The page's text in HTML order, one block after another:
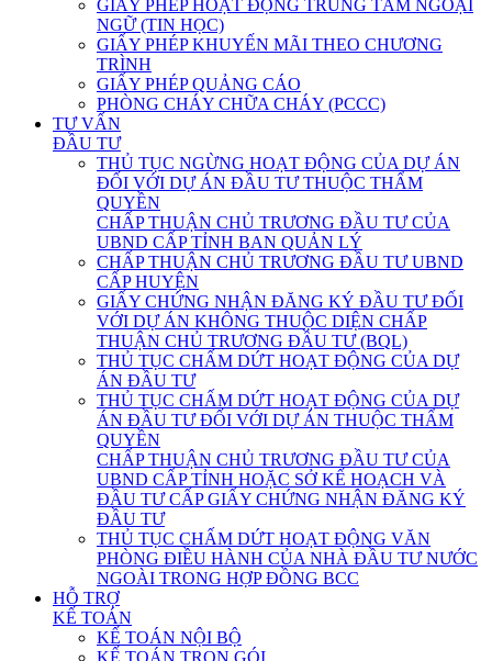
GIẤY PHÉP HOẠT ĐỘNG TRUNG TÂM NGOẠI
NGỮ (TIN HỌC)
GIẤY PHÉP KHUYẾN MÃI THEO CHƯƠNG
TRÌNH
GIẤY PHÉP QUẢNG CÁO
PHÒNG CHÁY CHỮA CHÁY (PCCC)
TƯ VẤN
ĐẦU TƯ
THỦ TỤC NGỪNG HOẠT ĐỘNG CỦA DỰ ÁN
ĐỐI VỚI DỰ ÁN ĐẦU TƯ THUỘC THẨM
QUYỀN
CHẤP THUẬN CHỦ TRƯƠNG ĐẦU TƯ CỦA
UBND CẤP TỈNH BAN QUẢN LÝ
CHẤP THUẬN CHỦ TRƯƠNG ĐẦU TƯ UBND
CẤP HUYỆN
GIẤY CHỨNG NHẬN ĐĂNG KÝ ĐẦU TƯ ĐỐI
VỚI DỰ ÁN KHÔNG THUỘC DIỆN CHẤP
THUẬN CHỦ TRƯƠNG ĐẦU TƯ (BQL)
THỦ TỤC CHẤM DỨT HOẠT ĐỘNG CỦA DỰ
ÁN ĐẦU TƯ
THỦ TỤC CHẤM DỨT HOẠT ĐỘNG CỦA DỰ
ÁN ĐẦU TƯ ĐỐI VỚI DỰ ÁN THUỘC THẨM
QUYỀN
CHẤP THUẬN CHỦ TRƯƠNG ĐẦU TƯ CỦA
UBND CẤP TỈNH HOẶC SỞ KẾ HOẠCH VÀ
ĐẦU TƯ CẤP GIẤY CHỨNG NHẬN ĐĂNG KÝ
ĐẦU TƯ
THỦ TỤC CHẤM DỨT HOẠT ĐỘNG VĂN
PHÒNG ĐIỀU HÀNH CỦA NHÀ ĐẦU TƯ NƯỚC
NGOÀI TRONG HỢP ĐỒNG BCC
HỖ TRỢ
KẾ TOÁN
KẾ TOÁN NỘI BỘ
KẾ TOÁN TRỌN GÓI